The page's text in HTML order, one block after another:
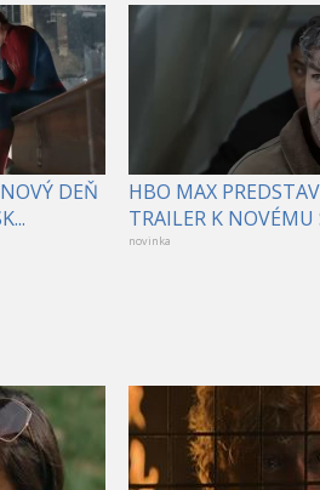
DEŇ
HBO MAX
TRAILER K NOVÉMU
novinka